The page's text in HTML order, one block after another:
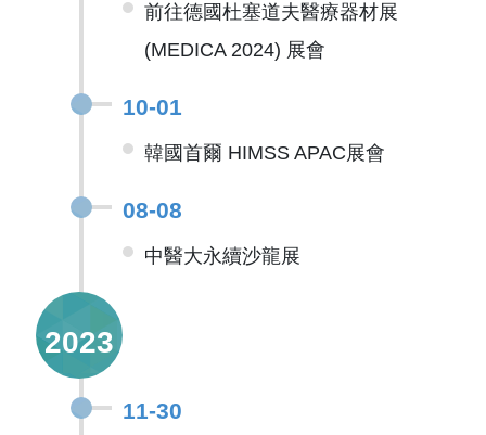
前往德國杜塞道夫醫療器材展
(MEDICA 2024) 展會
10-01
韓國首爾 HIMSS APAC展會
08-08
中醫大永續沙龍展
2023
11-30